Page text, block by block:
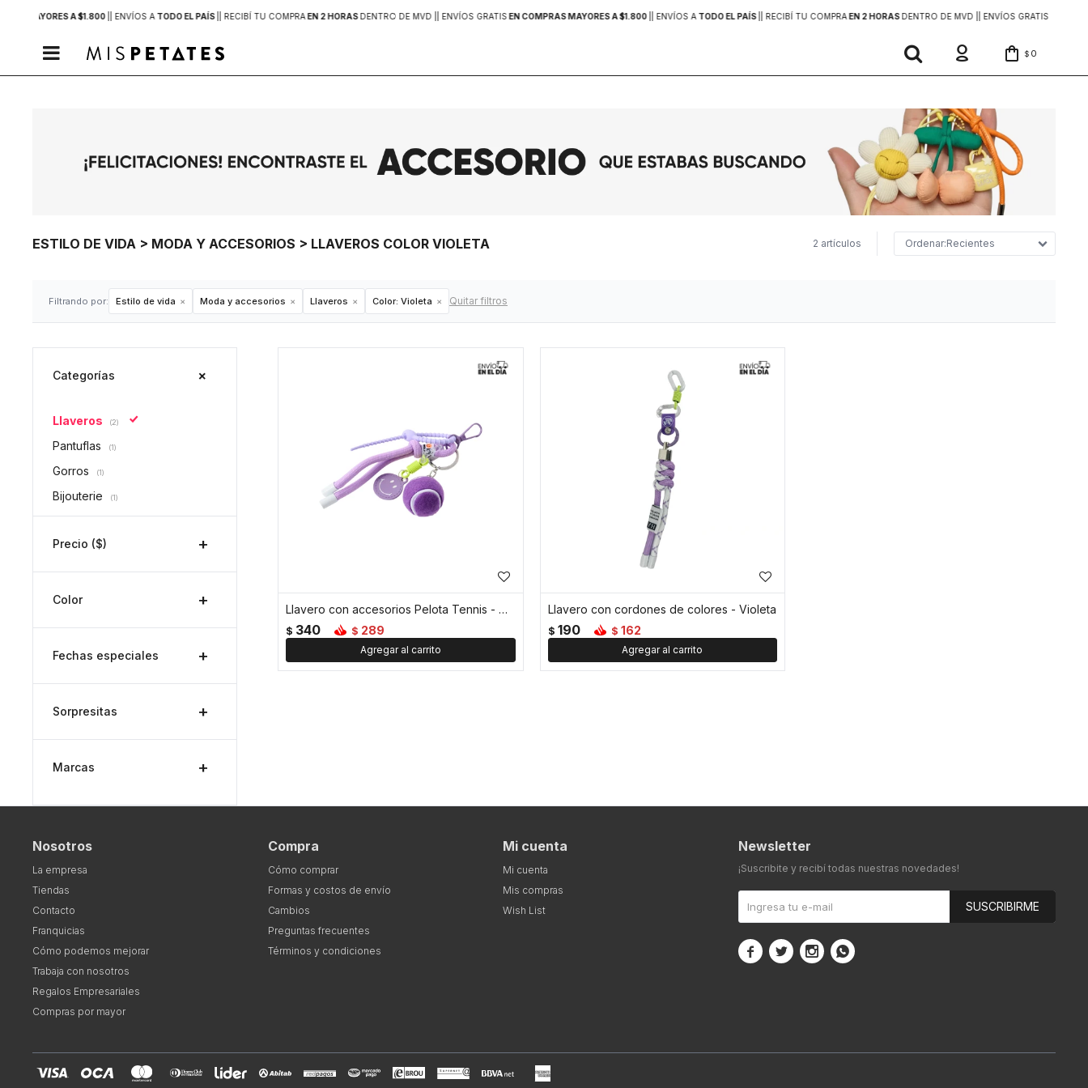
MAYORES A $1.800 | ENVÍOS A TODO EL PAÍS | RECIBÍ TU COMPRAEN 2 HORASDENTRO DE MVD | | ENVÍOS GRATISEN COMPRAS MAYORES A $1.800 | ENVÍOS A TODO EL PAÍS | RECIBÍ TU COMPRAEN 2 HORASDENTRO DE MVD | | ENVÍOS GRATIS
 $ 0
ESTILO DE VIDA > MODA Y ACCESORIOS > LLAVEROS COLOR VIOLETA 2 artículos Recientes
Filtrando por: Estilo de vida Moda y accesorios Llaveros Color: Violeta Quitar filtros
Llavero con accesorios Pelota Tennis - Violeta
$ 340 $ 289
Llavero con cordones de colores - Violeta
$ 190 $ 162
Categorías
Llaveros (2)
Pantuflas (1)
Gorros (1)
Bijouterie (1)
Precio ($)
Color
Fechas especiales
Sorpresitas
Marcas
Nosotros
La empresa
Tiendas
Contacto
Franquicias
Cómo podemos mejorar
Trabaja con nosotros
Regalos Empresariales
Compras por mayor
Compra
Cómo comprar
Formas y costos de envío
Cambios
Preguntas frecuentes
Términos y condiciones
Mi cuenta
Mi cuenta
Mis compras
Wish List
Newsletter
¡Suscribite y recibí todas nuestras novedades!
SUSCRIBIRME
   